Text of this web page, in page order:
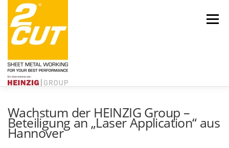
Inhalt
springen
Menü
Über uns Engagement Aktuelles Leistungen Karriere
Wachstum der HEINZIG Group –
Beteiligung an „Laser Application“ aus
Hannover